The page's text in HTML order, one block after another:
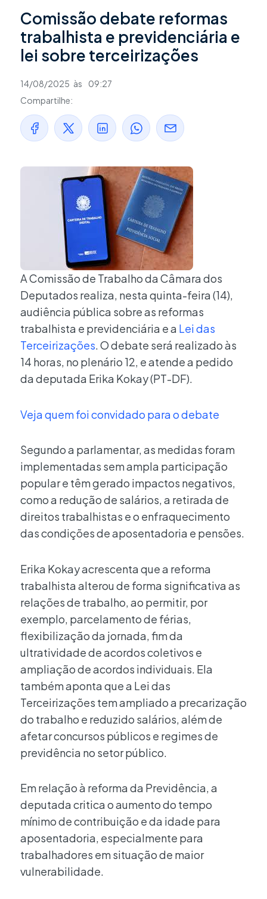
Comissão debate reformas
trabalhista e previdenciária e
lei sobre terceirizações
14/08/2025 às
09:27
Compartilhe:
A Comissão de Trabalho da Câmara dos
Deputados realiza, nesta quinta-feira (14),
audiência pública sobre as reformas
trabalhista e previdenciária e a Lei das
Terceirizações. O debate será realizado às
14 horas, no plenário 12, e atende a pedido
da deputada Erika Kokay (PT-DF).
Veja quem foi convidado para o debate
Segundo a parlamentar, as medidas foram
implementadas sem ampla participação
popular e têm gerado impactos negativos,
como a redução de salários, a retirada de
direitos trabalhistas e o enfraquecimento
das condições de aposentadoria e pensões.
Erika Kokay acrescenta que a reforma
trabalhista alterou de forma significativa as
relações de trabalho, ao permitir, por
exemplo, parcelamento de férias,
flexibilização da jornada, fim da
ultratividade de acordos coletivos e
ampliação de acordos individuais. Ela
também aponta que a Lei das
Terceirizações tem ampliado a precarização
do trabalho e reduzido salários, além de
afetar concursos públicos e regimes de
previdência no setor público.
Em relação à reforma da Previdência, a
deputada critica o aumento do tempo
mínimo de contribuição e da idade para
aposentadoria, especialmente para
trabalhadores em situação de maior
vulnerabilidade.